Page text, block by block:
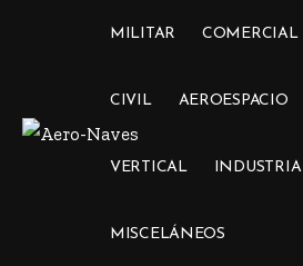
MILITAR COMERCIAL
CIVIL AEROESPACIO
VERTICAL INDUSTRIA
MISCELÁNEOS